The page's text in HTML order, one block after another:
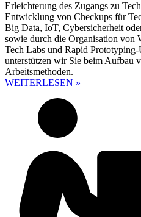
Erleichterung des Zugangs zu
Entwicklung von Checkups für
Big Data, IoT, Cybersicherheit
sowie durch die Organisation von
Tech Labs und Rapid
unterstützen wir Sie beim Aufbau
Arbeitsmethoden.
WEITERLESEN »